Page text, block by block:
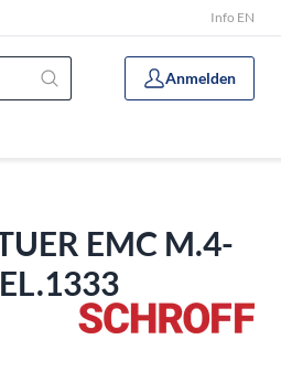
Info EN
Anmelden
EMC M.4-